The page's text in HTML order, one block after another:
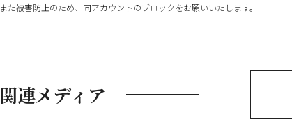
また被害防止のため、同アカウントのブロックをお願いいたします。
関連メディア